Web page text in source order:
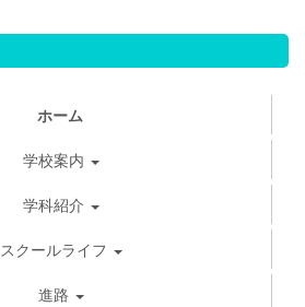
ホーム
学校案内
学科紹介
スクールライフ
進路